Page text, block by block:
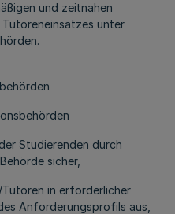
und zeitnahen
unter
durch
sicher,
in erforderlicher
Anforderungsprofils aus,